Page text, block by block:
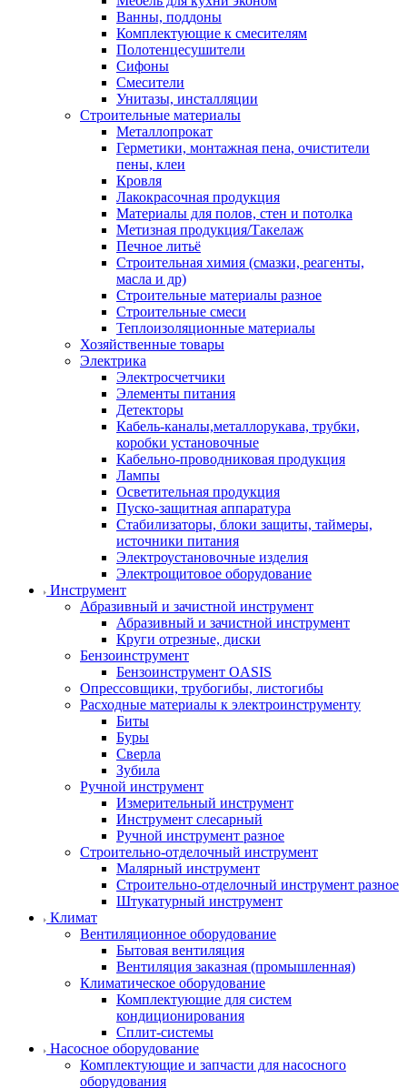
Ванны, поддоны
Комплектующие к смесителям
Полотенцесушители
Сифоны
Смесители
Унитазы, инсталляции
Строительные материалы
Металлопрокат
Герметики, монтажная пена, очистители
пены, клеи
Кровля
Лакокрасочная продукция
Материалы для полов, стен и потолка
Метизная продукция/Такелаж
Печное литьё
Строительная химия (смазки, реагенты,
масла и др)
Строительные материалы разное
Строительные смеси
Теплоизоляционные материалы
Хозяйственные товары
Электрика
Электросчетчики
Элементы питания
Детекторы
Кабель-каналы,металлорукава, трубки,
коробки установочные
Кабельно-проводниковая продукция
Лампы
Осветительная продукция
Пуско-защитная аппаратура
Стабилизаторы, блоки защиты, таймеры,
источники питания
Электроустановочные изделия
Электрощитовое оборудование
Инструмент
Абразивный и зачистной инструмент
Абразивный и зачистной инструмент
Круги отрезные, диски
Бензоинструмент
Бензоинструмент OASIS
Опрессовщики, трубогибы, листогибы
Расходные материалы к электроинструменту
Биты
Буры
Сверла
Зубила
Ручной инструмент
Измерительный инструмент
Инструмент слесарный
Ручной инструмент разное
Строительно-отделочный инструмент
Малярный инструмент
Строительно-отделочный инструмент разное
Штукатурный инструмент
Климат
Вентиляционное оборудование
Бытовая вентиляция
Вентиляция заказная (промышленная)
Климатическое оборудование
Комплектующие для систем
кондиционирования
Сплит-системы
Насосное оборудование
Комплектующие и запчасти для насосного
оборудования